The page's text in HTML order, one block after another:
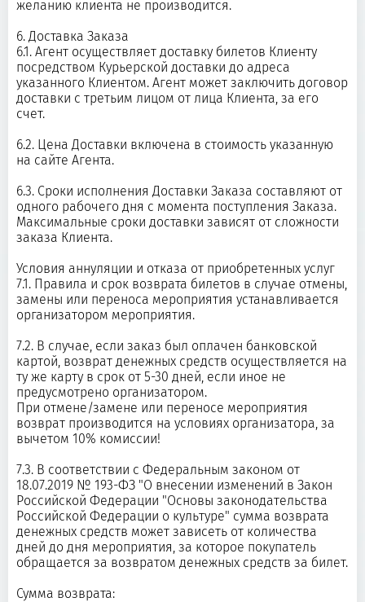
желанию клиента не производится.
6. Доставка Заказа
6.1. Агент осуществляет доставку билетов Клиенту
посредством Курьерской доставки до адреса
указанного Клиентом. Агент может заключить договор
доставки с третьим лицом от лица Клиента, за его
счет.
6.2. Цена Доставки включена в стоимость указанную
на сайте Агента.
6.3. Сроки исполнения Доставки Заказа составляют от
одного рабочего дня с момента поступления Заказа.
Максимальные сроки доставки зависят от сложности
заказа Клиента.
Условия аннуляции и отказа от приобретенных услуг
7.1. Правила и срок возврата билетов в случае отмены,
замены или переноса мероприятия устанавливается
организатором мероприятия.
7.2. В случае, если заказ был оплачен банковской
картой, возврат денежных средств осуществляется на
ту же карту в срок от 5-30 дней, если иное не
предусмотрено организатором.
При отмене/замене или переносе мероприятия
возврат производится на условиях организатора, за
вычетом 10% комиссии!
7.3. В соответствии с Федеральным законом от
18.07.2019 № 193-ФЗ "О внесении изменений в Закон
Российской Федерации "Основы законодательства
Российской Федерации о культуре" сумма возврата
денежных средств может зависеть от количества
дней до дня мероприятия, за которое покупатель
обращается за возвратом денежных средств за билет.
Сумма возврата: